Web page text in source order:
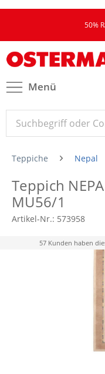
50%
Menü
Teppiche Nepal
Teppich
MU56/1
Artikel-Nr.: 573958
57 Kunden haben